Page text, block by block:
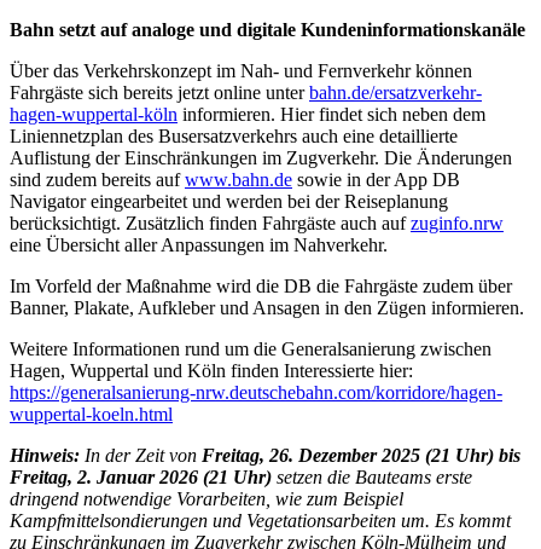
Bahn setzt auf analoge und digitale Kundeninformationskanäle
Über das Verkehrskonzept im Nah- und Fernverkehr können
Fahrgäste sich bereits jetzt online unterbahn.de/ersatzverkehr-
hagen-wuppertal-köln informieren. Hier findet sich neben dem
Liniennetzplan des Busersatzverkehrs auch eine detaillierte
Auflistung der Einschränkungen im Zugverkehr. Die Änderungen
sind zudem bereits aufwww.bahn.de sowie in der App DB
Navigator eingearbeitet und werden bei der Reiseplanung
berücksichtigt. Zusätzlich finden Fahrgäste auch aufzuginfo.nrw
eine Übersicht aller Anpassungen im Nahverkehr.
Im Vorfeld der Maßnahme wird die DB die Fahrgäste zudem über
Banner, Plakate, Aufkleber und Ansagen in den Zügen informieren.
Weitere Informationen rund um die Generalsanierung zwischen
Hagen, Wuppertal und Köln finden Interessierte hier:
https://generalsanierung-nrw.deutschebahn.com/korridore/hagen-
wuppertal-koeln.html
Hinweis: In der Zeit von Freitag, 26. Dezember 2025 (21 Uhr) bis
Freitag, 2. Januar 2026 (21 Uhr) setzen die Bauteams erste
dringend notwendige Vorarbeiten, wie zum Beispiel
Kampfmittelsondierungen und Vegetationsarbeiten um. Es kommt
zu Einschränkungen im Zugverkehr zwischen Köln-Mülheim und